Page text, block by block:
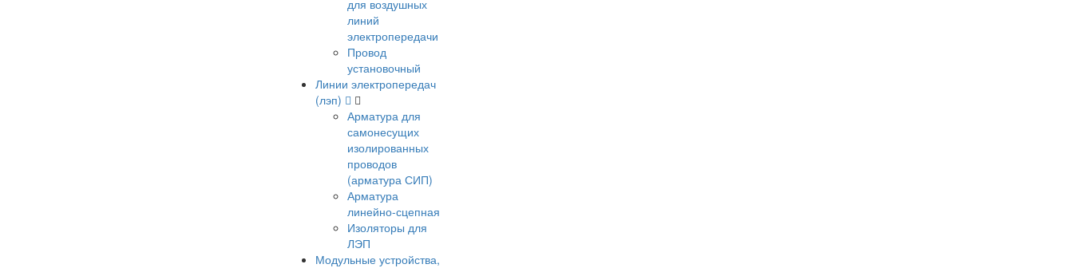
для воздушных
линий
электропередачи
Провод
установочный
Линии электропередач
(лэп)
Арматура для
самонесущих
изолированных
проводов
(арматура СИП)
Арматура
линейно-сцепная
Изоляторы для
ЛЭП
Модульные устройства,